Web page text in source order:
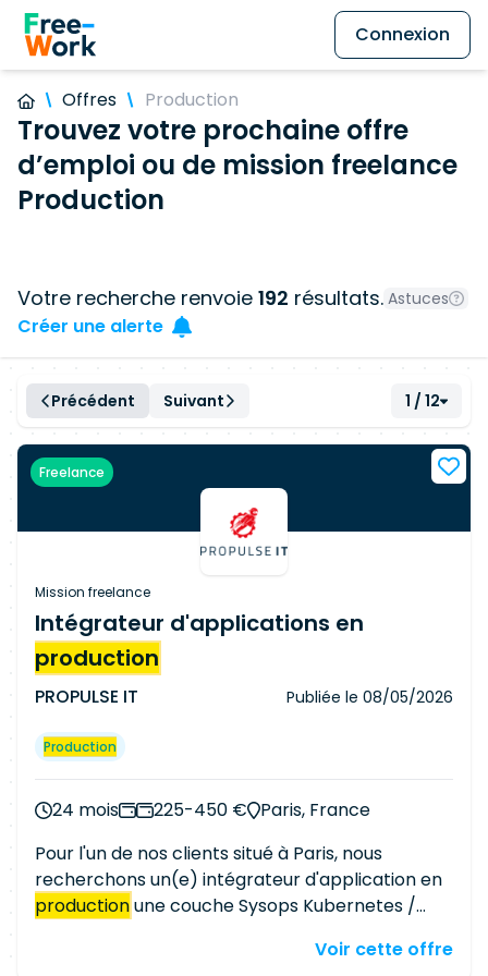
Connexion
Offres Production
Trouvez votre prochaine offre
d’emploi ou de mission freelance
Production
Votre recherche renvoie 192 résultats. Astuces
Créer une alerte
Précédent Suivant 1 / 12
Freelance
Mission freelance
Intégrateur d'applications en
production
PROPULSE IT Publiée le 08/05/2026
Production
24 mois 225-450 €
Paris, France
Pour l'un de nos clients situé à Paris, nous
recherchons un(e) intégrateur d'application en
productionune couche Sysops Kubernetes /
d'applications Tomcat et Apache et quiVoir cette offre